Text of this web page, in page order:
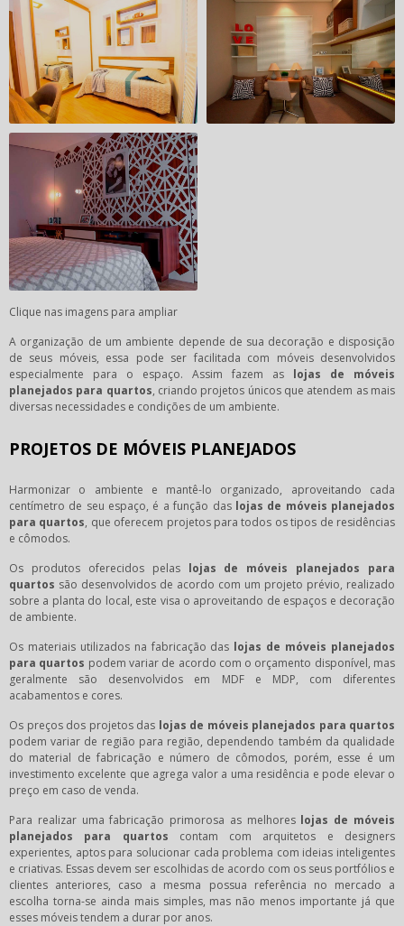
Clique nas imagens para ampliar
A organização de um ambiente depende de sua decoração e disposição
de seus móveis, essa pode ser facilitada com móveis desenvolvidos
especialmente para o espaço. Assim fazem as lojas de móveis
planejados para quartos, criando projetos únicos que atendem as mais
diversas necessidades e condições de um ambiente.
PROJETOS DE MÓVEIS PLANEJADOS
Harmonizar o ambiente e mantê-lo organizado, aproveitando cada
centímetro de seu espaço, é a função das lojas de móveis planejados
para quartos, que oferecem projetos para todos os tipos de residências
e cômodos.
Os produtos oferecidos pelas lojas de móveis planejados para
quartos são desenvolvidos de acordo com um projeto prévio, realizado
sobre a planta do local, este visa o aproveitando de espaços e decoração
de ambiente.
Os materiais utilizados na fabricação das lojas de móveis planejados
para quartos podem variar de acordo com o orçamento disponível, mas
geralmente são desenvolvidos em MDF e MDP, com diferentes
acabamentos e cores.
Os preços dos projetos das lojas de móveis planejados para quartos
podem variar de região para região, dependendo também da qualidade
do material de fabricação e número de cômodos, porém, esse é um
investimento excelente que agrega valor a uma residência e pode elevar o
preço em caso de venda.
Para realizar uma fabricação primorosa as melhores lojas de móveis
planejados para quartos contam com arquitetos e designers
experientes, aptos para solucionar cada problema com ideias inteligentes
e criativas. Essas devem ser escolhidas de acordo com os seus portfólios e
clientes anteriores, caso a mesma possua referência no mercado a
escolha torna-se ainda mais simples, mas não menos importante já que
esses móveis tendem a durar por anos.